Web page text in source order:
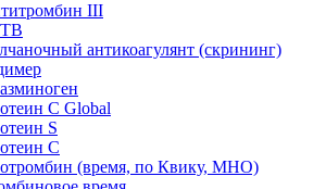
III
антикоагулянт (скрининг)
C Global
S
С
(время, по Квику, МНО)